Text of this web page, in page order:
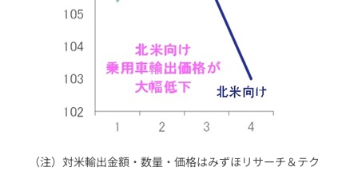
（注）対米輸出金額・数量・価格はみずほリサーチ＆テク